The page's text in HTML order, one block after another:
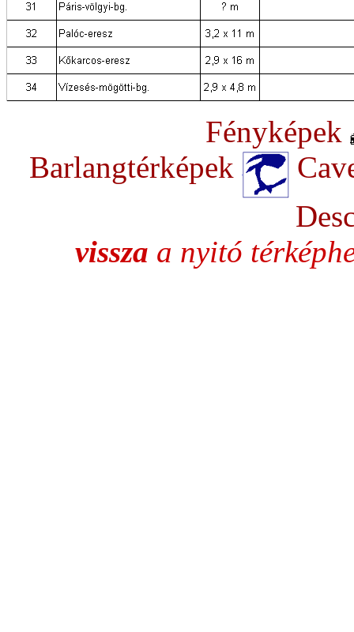
Fényképek
Barlangtérképek
vissza a nyitó